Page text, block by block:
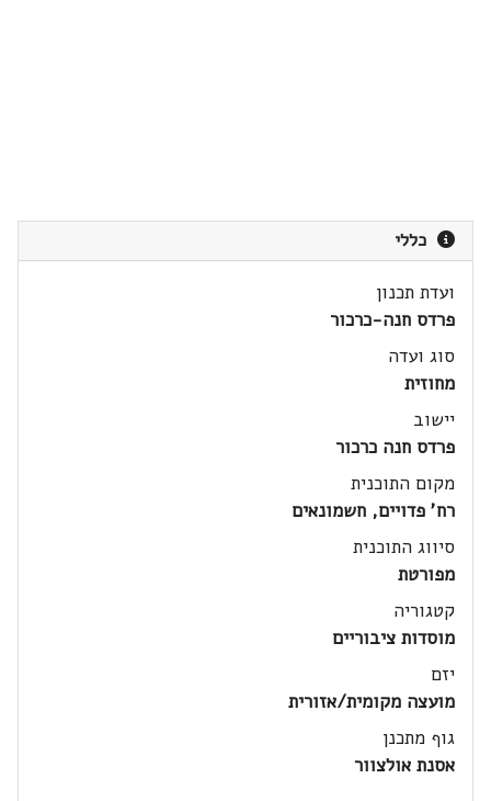
כללי
ועדת תכנון
פרדס חנה-כרכור
סוג ועדה
מחוזית
יישוב
פרדס חנה כרכור
מקום התוכנית
רח' פדויים, חשמונאים
סיווג התוכנית
מפורטת
קטגוריה
מוסדות ציבוריים
יזם
מועצה מקומית/אזורית
גוף מתכנן
אסנת אולצוור